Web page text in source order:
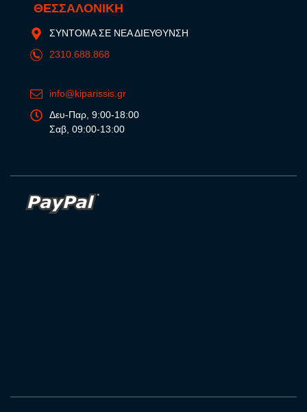
ΘΕΣΣΑΛΟΝΙΚΗ
ΣΥΝΤΟΜΑ ΣΕ ΝΕΑ ΔΙΕΥΘΥΝΣΗ
2310.688.868
info@kiparissis.gr
Δευ-Παρ, 9:00-18:00
Σαβ, 09:00-13:00